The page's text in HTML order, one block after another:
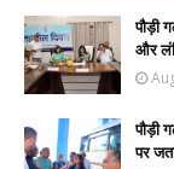
पौड़ी
और
पौड़ी
पर